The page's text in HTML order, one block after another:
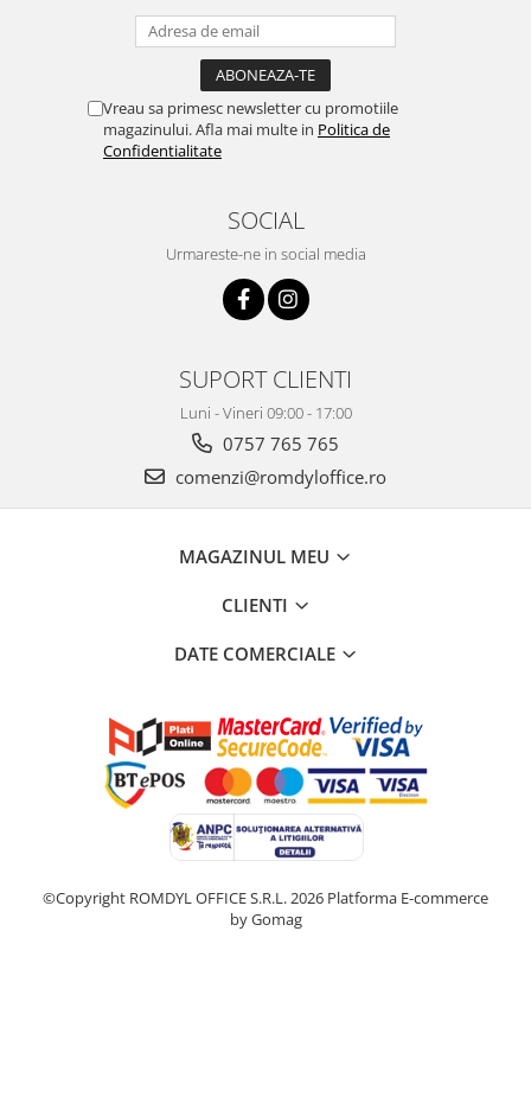
Vreau sa primesc newsletter cu promotiile
magazinului. Afla mai multe in Politica de
Confidentialitate
SOCIAL
Urmareste-ne in social media
SUPORT CLIENTI
Luni - Vineri 09:00 - 17:00
0757 765 765
comenzi@romdyloffice.ro
MAGAZINUL MEU
CLIENTI
DATE COMERCIALE
©Copyright ROMDYL OFFICE S.R.L. 2026 Platforma E-commerce
by Gomag